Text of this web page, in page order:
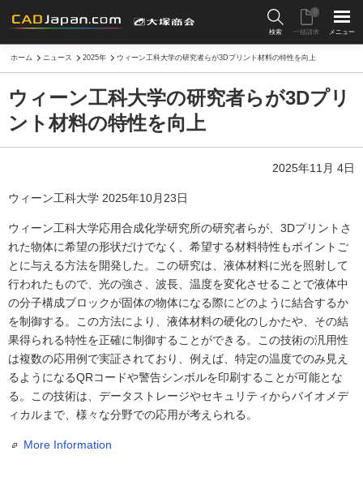
検索 一括請求
0
メニュー
ホーム ニュース 2025年 ウィーン工科大学の研究者らが3Dプリント材料の特性を向上
ウィーン工科大学の研究者らが3Dプリ
ント材料の特性を向上
2025年11月 4日
ウィーン工科大学 2025年10月23日
ウィーン工科大学応用合成化学研究所の研究者らが、3Dプリントさ
れた物体に希望の形状だけでなく、希望する材料特性もポイントご
とに与える方法を開発した。この研究は、液体材料に光を照射して
行われたもので、光の強さ、波長、温度を変化させることで液体中
の分子構成ブロックが固体の物体になる際にどのように結合するか
を制御する。この方法により、液体材料の硬化のしかたや、その結
果得られる特性を正確に制御することができる。この技術の汎用性
は複数の応用例で実証されており、例えば、特定の温度でのみ見え
るようになるQRコードや警告シンボルを印刷することが可能とな
る。この技術は、データストレージやセキュリティからバイオメデ
ィカルまで、様々な分野での応用が考えられる。
More Information